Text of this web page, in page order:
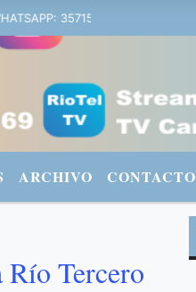
3571569969
ARCHIVO CONTACTO
Río Tercero